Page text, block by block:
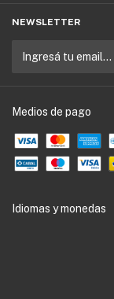
NEWSLETTER
Medios de pago
Idiomas y monedas